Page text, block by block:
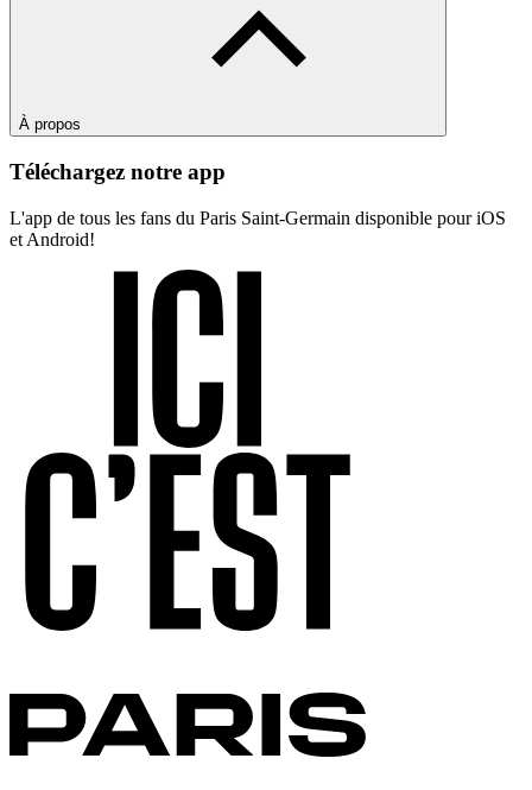
À propos
Téléchargez notre app
L'app de tous les fans du Paris Saint-Germain disponible pour iOS
et Android!